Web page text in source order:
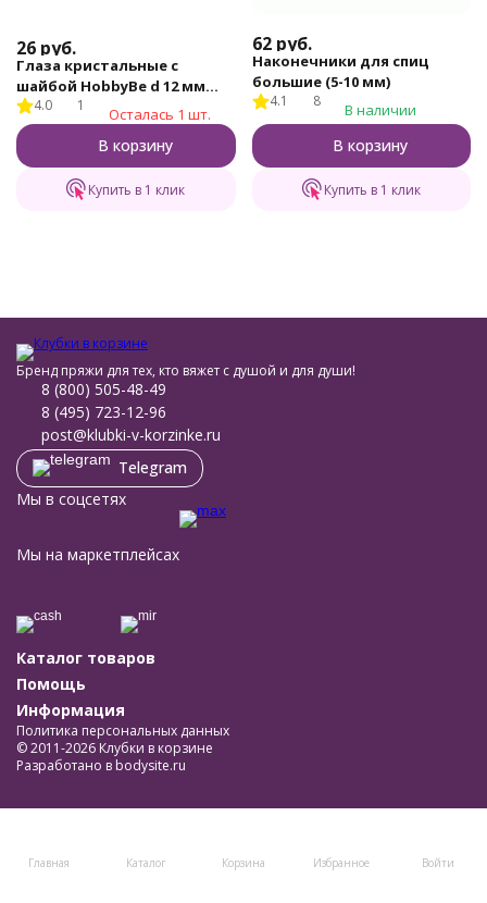
26 руб.
Глаза кристальные с
шайбой HobbyBe d 12 мм
(CRE-12 - светло-
коричневый)
4.0 1 Осталась 1 шт.
В корзину
Купить в 1 клик
62 руб.
Наконечники для спиц
большие (5-10 мм)
4.1 8 В наличии
В корзину
Купить в 1 клик
Главная Каталог Корзина Избранное Войти
Бренд пряжи для тех, кто вяжет с душой и для души!
8 (800) 505-48-49
8 (495) 723-12-96
post@klubki-v-korzinke.ru
Telegram
Мы в соцсетях
Мы на маркетплейсах
Каталог товаров
Помощь
Информация
Политика персональных данных
© 2011-2026 Клубки в корзине
Разработано в bodysite.ru